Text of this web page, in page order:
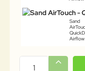
Sand
Airflow